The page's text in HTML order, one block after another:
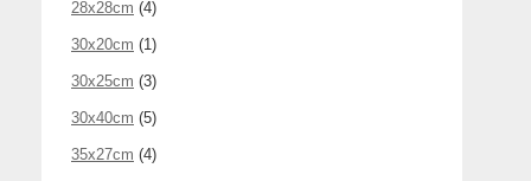
28x28cm (4)
30x20cm (1)
30x25cm (3)
30x40cm (5)
35x27cm (4)